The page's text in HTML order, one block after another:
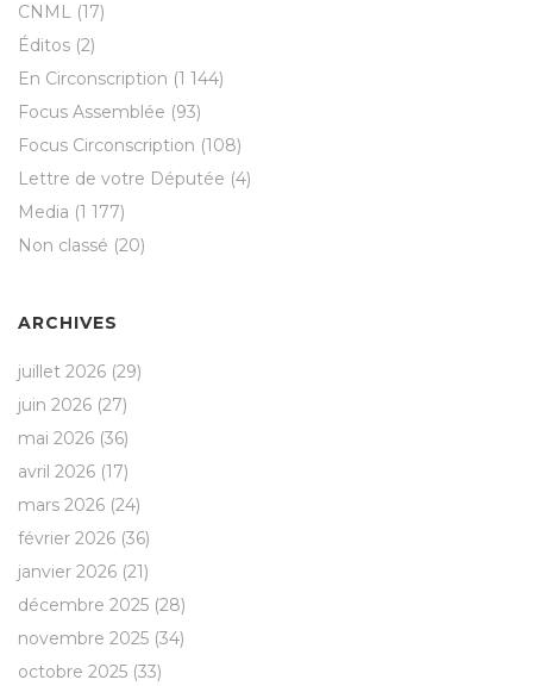
CNML (17)
Éditos (2)
En Circonscription (1 144)
Focus Assemblée (93)
Focus Circonscription (108)
Lettre de votre Députée (4)
Media (1 177)
Non classé (20)
ARCHIVES
juillet 2026 (29)
juin 2026 (27)
mai 2026 (36)
avril 2026 (17)
mars 2026 (24)
février 2026 (36)
janvier 2026 (21)
décembre 2025 (28)
novembre 2025 (34)
octobre 2025 (33)